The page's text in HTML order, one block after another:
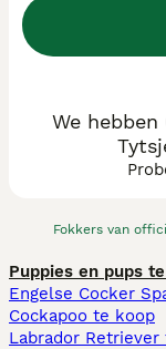
Fokkers van
We
Puppies en pups
Engelse Cocker
Cockapoo te koop
Labrador